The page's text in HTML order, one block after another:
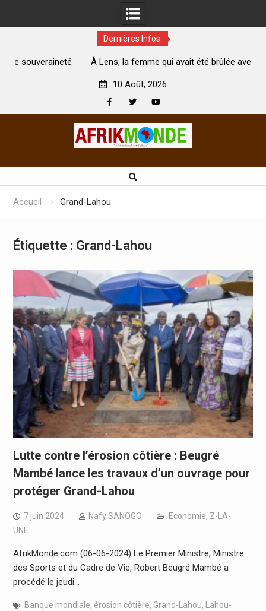
Dernières Infos:
À Lens, la femme qui avait été brûlée avec son bébé par
10 Août, 2026
Accueil Grand-Lahou
Étiquette : Grand-Lahou
Lutte contre l’érosion côtière : Beugré
Mambé lance les travaux d’un ouvrage pour
protéger Grand-Lahou
7 juin 2024 Nafy SANOGO Economie, Z-LA-
UNE
AfrikMonde.com (06-06-2024) Le Premier Ministre, Ministre
des Sports et du Cadre de Vie, Robert Beugré Mambé a
procédé le jeudi…
Banque mondiale, érosion côtière, Grand-Lahou,
Lahou-